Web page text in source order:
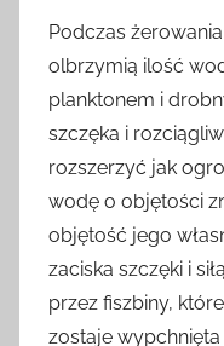
Podczas
olbrzymią ilość
planktonem i
szczęka i
rozszerzyć jak
wodę o objętości
objętość jego
zaciska szczęki i
przez fiszbiny,
zostaje wypchnięta